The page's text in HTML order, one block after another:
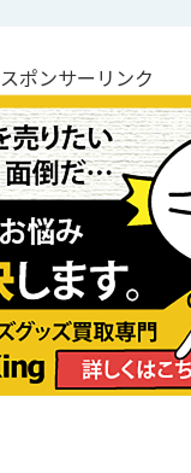
スポンサーリンク